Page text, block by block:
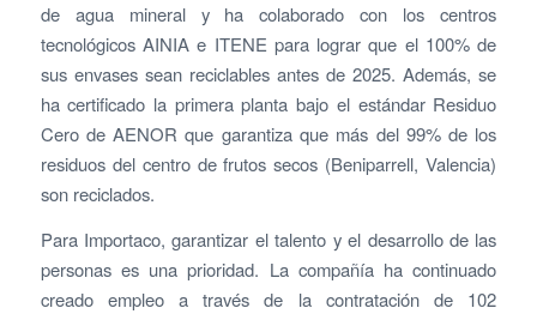
de agua mineral y ha colaborado con los centros
tecnológicos AINIA e ITENE para lograr que el 100% de
sus envases sean reciclables antes de 2025. Además, se
ha certificado la primera planta bajo el estándar Residuo
Cero de AENOR que garantiza que más del 99% de los
residuos del centro de frutos secos (Beniparrell, Valencia)
son reciclados.
Para Importaco, garantizar el talento y el desarrollo de las
personas es una prioridad. La compañía ha continuado
creado empleo a través de la contratación de 102